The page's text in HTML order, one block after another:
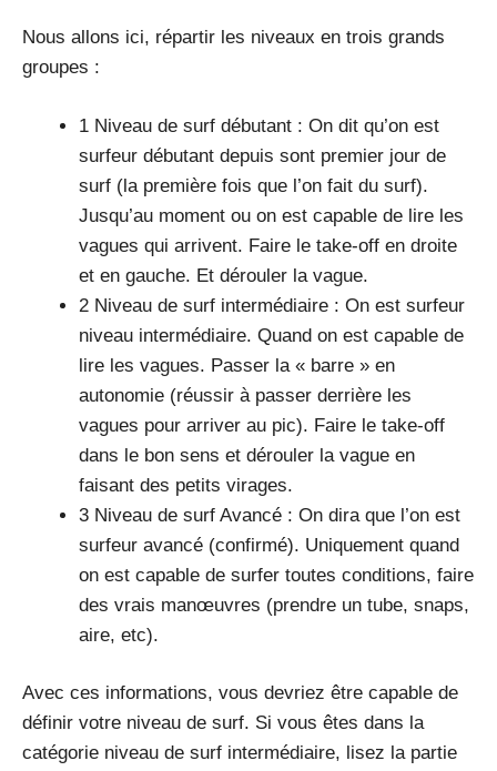
Nous allons ici, répartir les niveaux en trois grands
groupes :
1 Niveau de surf débutant : On dit qu’on est
surfeur débutant depuis sont premier jour de
surf (la première fois que l’on fait du surf).
Jusqu’au moment ou on est capable de lire les
vagues qui arrivent. Faire le take-off en droite
et en gauche. Et dérouler la vague.
2 Niveau de surf intermédiaire : On est surfeur
niveau intermédiaire. Quand on est capable de
lire les vagues. Passer la « barre » en
autonomie (réussir à passer derrière les
vagues pour arriver au pic). Faire le take-off
dans le bon sens et dérouler la vague en
faisant des petits virages.
3 Niveau de surf Avancé : On dira que l’on est
surfeur avancé (confirmé). Uniquement quand
on est capable de surfer toutes conditions, faire
des vrais manœuvres (prendre un tube, snaps,
aire, etc).
Avec ces informations, vous devriez être capable de
définir votre niveau de surf. Si vous êtes dans la
catégorie niveau de surf intermédiaire, lisez la partie